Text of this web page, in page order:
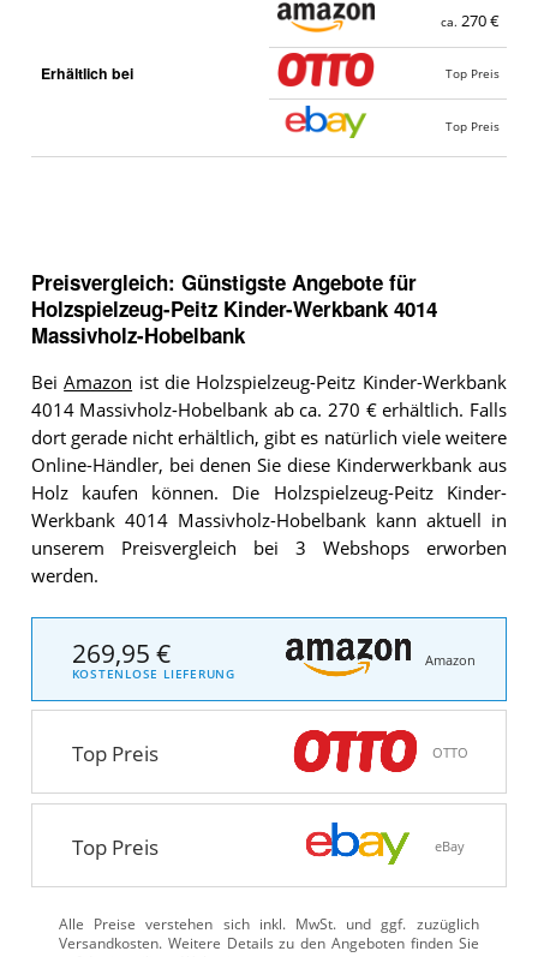
Erhältlich bei
ca. 270 €
Top Preis
Top Preis
Preisvergleich: Günstigste Angebote für
Holzspielzeug-Peitz Kinder-Werkbank 4014
Massivholz-Hobelbank
BeiAmazon ist die Holzspielzeug-Peitz Kinder-Werkbank
4014 Massivholz-Hobelbank ab ca. 270 € erhältlich. Falls
dort gerade nicht erhältlich, gibt es natürlich viele weitere
Online-Händler, bei denen Sie diese Kinderwerkbank aus
Holz kaufen können. Die Holzspielzeug-Peitz Kinder-
Werkbank 4014 Massivholz-Hobelbank kann aktuell in
unserem Preisvergleich bei 3 Webshops erworben
werden.
269,95 €
KOSTENLOSE LIEFERUNG
Amazon
Top Preis OTTO
Top Preis eBay
Alle Preise verstehen sich inkl. MwSt. und ggf. zuzüglich
Versandkosten. Weitere Details zu den Angeboten finden Sie